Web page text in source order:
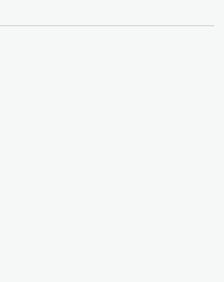
い師募集・求人
占い師募集・求人